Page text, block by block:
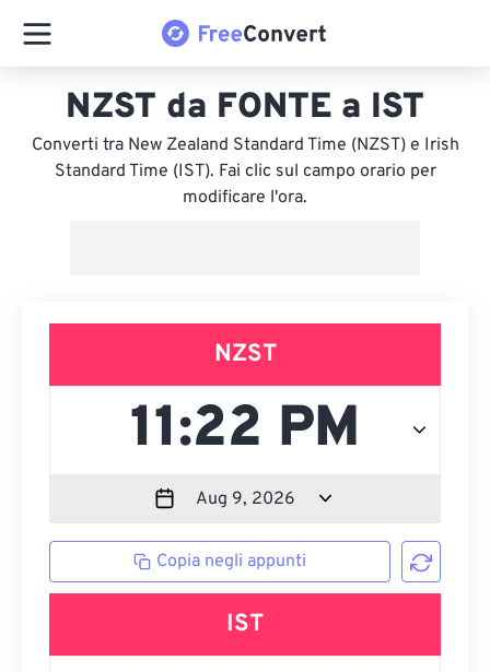
NZST da FONTE a IST
Converti tra New Zealand Standard Time (NZST) e Irish
Standard Time (IST). Fai clic sul campo orario per
modificare l'ora.
NZST
Copia negli appunti
IST